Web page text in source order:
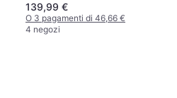
139,99 €
O 3 pagamenti di 46,66 €
4 negozi